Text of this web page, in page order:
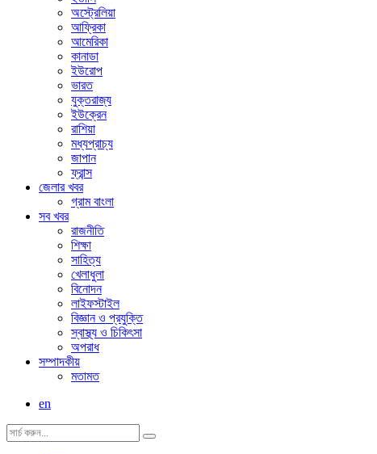
অস্ট্রেলিয়া
আফ্রিকা
আমেরিকা
কানাডা
ইউরোপ
ভারত
যুক্তরাজ্য
ইউক্রেন
রাশিয়া
মধ্যপ্রাচ্য
জাপান
ফ্রান্স
জেলার খবর
গ্রাম বাংলা
সব খবর
রাজনীতি
শিক্ষা
সাহিত্য
খেলাধুলা
বিনোদন
লাইফস্টাইল
বিজ্ঞান ও প্রযুক্তি
স্বাস্থ্য ও চিকিৎসা
অপরাধ
সম্পাদকীয়
মতামত
en